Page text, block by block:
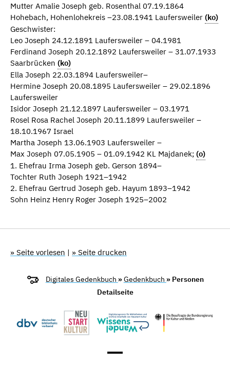
Mutter Amalie Joseph geb. Rosenthal 07.19.1864
Hohebach, Hohenlohekreis –23.08.1941 Laufersweiler (ko)
Geschwister:
Leo Joseph 24.12.1891 Laufersweiler – 04.1981
Ferdinand Joseph 20.12.1892 Laufersweiler – 31.07.1933
Saarbrücken (ko)
Ella Joseph 22.03.1894 Laufersweiler–
Hermine Joseph 20.08.1895 Laufersweiler – 29.02.1896
Laufersweiler
Isidor Joseph 21.12.1897 Laufersweiler – 03.1971
Rosel Rosa Rachel Joseph 20.11.1899 Laufersweiler –
18.10.1967 Israel
Martha Joseph 13.06.1903 Laufersweiler –
Max Joseph 07.05.1905 – 01.09.1942 KL Majdanek; (o)
1. Ehefrau Irma Joseph geb. Gerson 1894–
Tochter Ruth Joseph 1921–1942
2. Ehefrau Gertrud Joseph geb. Hayum 1893–1942
Sohn Heinz Henry Roger Joseph 1925–2002
» Seite vorlesen | » Seite drucken
Digitales Gedenkbuch »Gedenkbuch » Personen
Detailseite